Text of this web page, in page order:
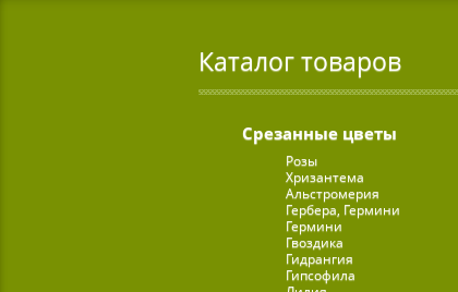
Каталог товаров
Срезанные цветы
Розы
Хризантема
Альстромерия
Гербера, Гермини
Гермини
Гвоздика
Гидрангия
Гипсофила